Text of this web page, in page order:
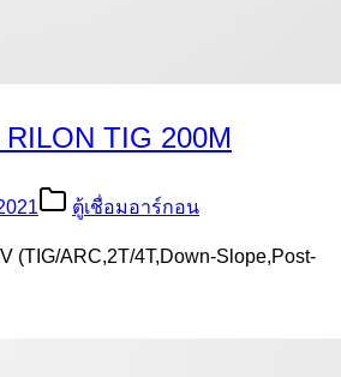
TIG 200M
ตู้เชื่อมอาร์กอน
(TIG/ARC,2T/4T,Down-Slope,Post-